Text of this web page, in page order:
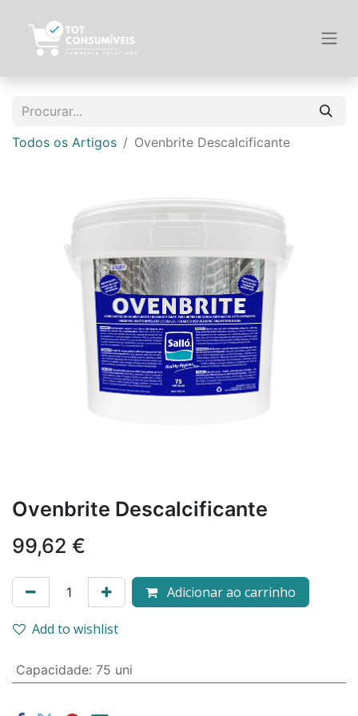
Todos os Artigos Ovenbrite Descalcificante
Ovenbrite Descalcificante
99,62 €
Adicionar ao carrinho
Add to wishlist
Capacidade: 75 uni